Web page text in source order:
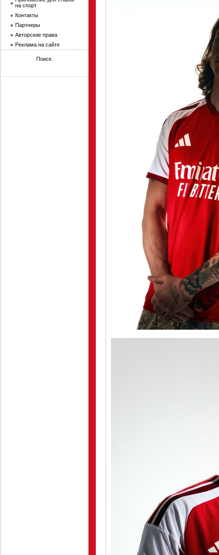
на спорт
Контакты
Партнеры
Авторские права
Реклама на сайте
Поиск: